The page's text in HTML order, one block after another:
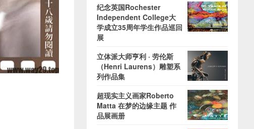
纪念英国Rochester
Independent College大
学成立35周年学生作品巡回
展
立体派大师亨利 · 劳伦斯
（Henri Laurens）雕塑系
列作品集
超现实主义画家Roberto
Matta 在梦的边缘主题 作
品展画册